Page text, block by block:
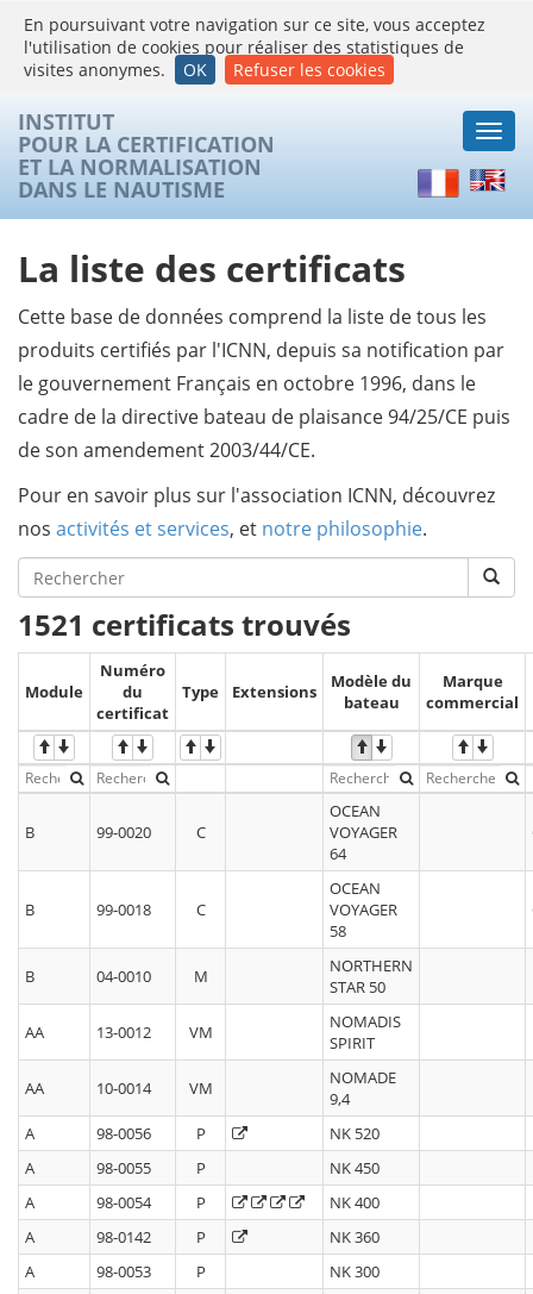
En poursuivant votre navigation sur ce site, vous acceptez
l'utilisation de cookies pour réaliser des statistiques de
visites anonymes.
OK Refuser les cookies
INSTITUT
POUR LA CERTIFICATION
ET LA NORMALISATION
DANS LE NAUTISME FrançaisEnglish
La liste des certificats
Cette base de données comprend la liste de tous les
produits certifiés par l'ICNN, depuis sa notification par
le gouvernement Français en octobre 1996, dans le
cadre de la directive bateau de plaisance 94/25/CE puis
de son amendement 2003/44/CE.
Pour en savoir plus sur l'association ICNN, découvrez
nos activités et services, et notre philosophie.
1521 certificats trouvés
Module
Numéro
du
certificat
Type Extensions
Modèle du
bateau
Marque
commercial
B 99-0020 C
OCEAN
VOYAGER
64
B 99-0018 C
OCEAN
VOYAGER
58
B 04-0010 M
NORTHERN
STAR 50
AA 13-0012 VM
NOMADIS
SPIRIT
AA 10-0014 VM
NOMADE
9,4
A
98-0056 P NK 520
A
98-0055 P NK 450
A
98-0054 P NK 400
A
98-0142 P NK 360
A
98-0053 P NK 300